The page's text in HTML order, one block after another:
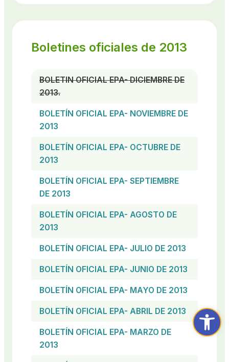
Abrir
Boletines oficiales de 2013
BOLETIN OFICIAL EPA- DICIEMBRE DE
2013.
BOLETÍN OFICIAL EPA- NOVIEMBRE DE
2013
BOLETÍN OFICIAL EPA- OCTUBRE DE
2013
BOLETÍN OFICIAL EPA- SEPTIEMBRE
DE 2013
BOLETÍN OFICIAL EPA- AGOSTO DE
2013
BOLETÍN OFICIAL EPA- JULIO DE 2013
BOLETÍN OFICIAL EPA- JUNIO DE 2013
BOLETÍN OFICIAL EPA- MAYO DE 2013
BOLETÍN OFICIAL EPA- ABRIL DE 2013
BOLETÍN OFICIAL EPA- MARZO DE
2013